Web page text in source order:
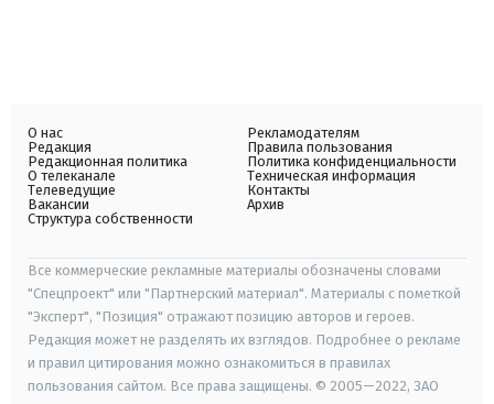
О нас
Редакция
Редакционная политика
О телеканале
Телеведущие
Вакансии
Структура собственности
Рекламодателям
Правила пользования
Политика конфиденциальности
Техническая информация
Контакты
Архив
Все коммерческие рекламные материалы обозначены словами
"Спецпроект" или "Партнерский материал". Материалы с пометкой
"Эксперт", "Позиция" отражают позицию авторов и героев.
Редакция может не разделять их взглядов. Подробнее о рекламе
и правил цитирования можно ознакомиться в правилах
пользования сайтом. Все права защищены. © 2005—2022, ЗАО